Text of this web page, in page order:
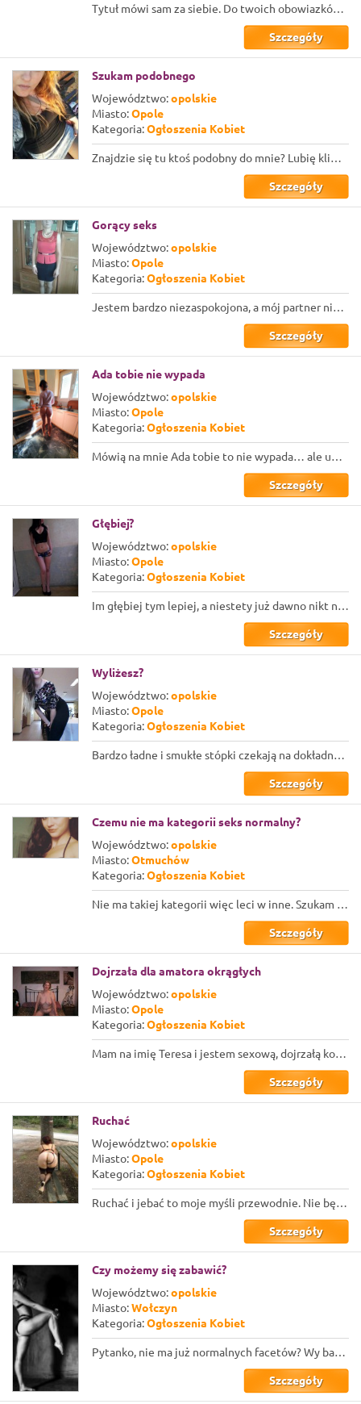
Tytuł mówi sam za siebie. Do twoich obowiazków będzie przede wszystkim należało:...
Szczegóły
Szukam podobnego
Województwo:opolskie
Miasto:Opole
Kategoria:Ogłoszenia Kobiet
Znajdzie się tu ktoś podobny do mnie? Lubię klimaty BDSM do takiego stopnia, że ...
Szczegóły
Gorący seks
Województwo:opolskie
Miasto:Opole
Kategoria:Ogłoszenia Kobiet
Jestem bardzo niezaspokojona, a mój partner nie robi nic, żeby to poprawić. Chęt...
Szczegóły
Ada tobie nie wypada
Województwo:opolskie
Miasto:Opole
Kategoria:Ogłoszenia Kobiet
Mówią na mnie Ada tobie to nie wypada… ale uważam, że mi wszystko wolno także to...
Szczegóły
Głębiej?
Województwo:opolskie
Miasto:Opole
Kategoria:Ogłoszenia Kobiet
Im głębiej tym lepiej, a niestety już dawno nikt nie zerżnął mnie tak mocno i gł...
Szczegóły
Wyliżesz?
Województwo:opolskie
Miasto:Opole
Kategoria:Ogłoszenia Kobiet
Bardzo ładne i smukłe stópki czekają na dokładne wypucowanie śliną, i językiem. ...
Szczegóły
Czemu nie ma kategorii seks normalny?
Województwo:opolskie
Miasto:Otmuchów
Kategoria:Ogłoszenia Kobiet
Nie ma takiej kategorii więc leci w inne. Szukam Normalnego pana, do normalnego...
Szczegóły
Dojrzała dla amatora okrągłych
Województwo:opolskie
Miasto:Opole
Kategoria:Ogłoszenia Kobiet
Mam na imię Teresa i jestem sexową, dojrzałą kobietą, która szuka dojrzałego par...
Szczegóły
Ruchać
Województwo:opolskie
Miasto:Opole
Kategoria:Ogłoszenia Kobiet
Ruchać i jebać to moje myśli przewodnie. Nie będę owijać w bawełnę seks niezwykl...
Szczegóły
Czy możemy się zabawić?
Województwo:opolskie
Miasto:Wołczyn
Kategoria:Ogłoszenia Kobiet
Pytanko, nie ma już normalnych facetów? Wy baczcie, że pytam, ale tak przegląd...
Szczegóły